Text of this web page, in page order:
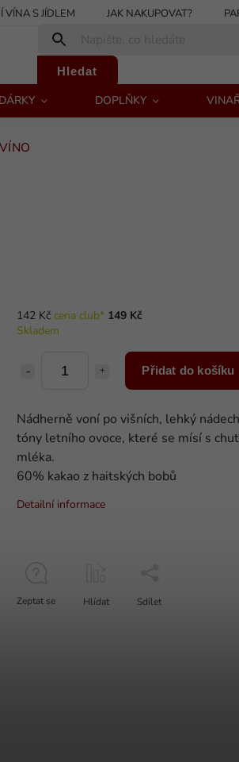
VÍNA S JÍDLEM JAK NAKUPOVAT?
Hledat
DÁRKY DOPLŇKY
142 Kč cena club* 149 Kč
Skladem
Přidat do košíku
Nádherně voní po višních, lehký
tóny letního ovoce, které se mísí s
mléka.
60% kakao z haitských bobů
Detailní informace
Zeptat se Hlídat Sdílet